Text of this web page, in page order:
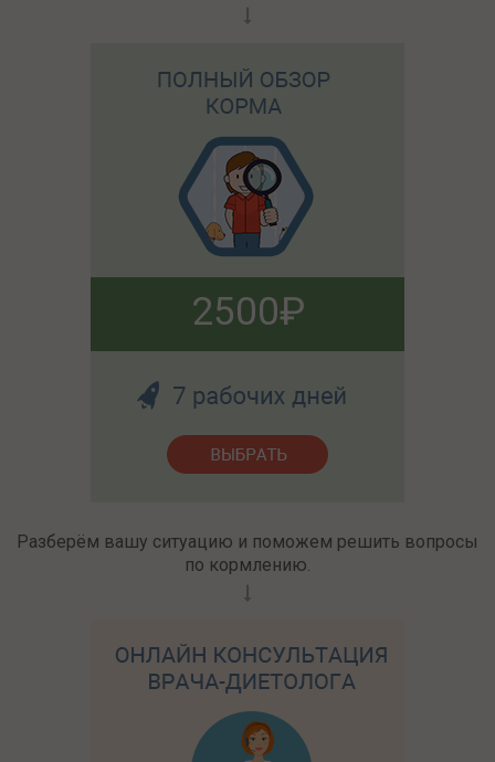
2500
Разберём вашу ситуацию и поможем решить вопросы
по кормлению.